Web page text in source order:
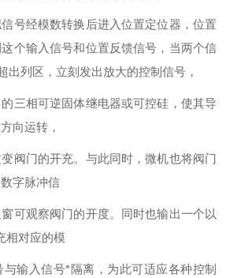
号经模数转换后进入位置定位器，位置
个输入信号和位置反馈信号，当两个信
出列区，立刻发出放大的控制信号，
三相可逆固体继电器或可控硅，使其导
向运转，
阀门的开充。与此同时，微机也将阀门
字脉冲信
可观察阀门的开度。同时也输出一个以
相对应的模
输入信号*隔离，为此可适应各种控制